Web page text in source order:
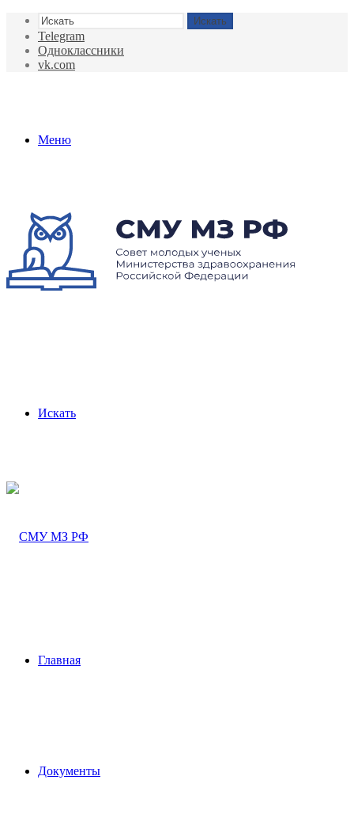
Искать
Telegram
Одноклассники
vk.com
Меню
Искать
Главная
Документы